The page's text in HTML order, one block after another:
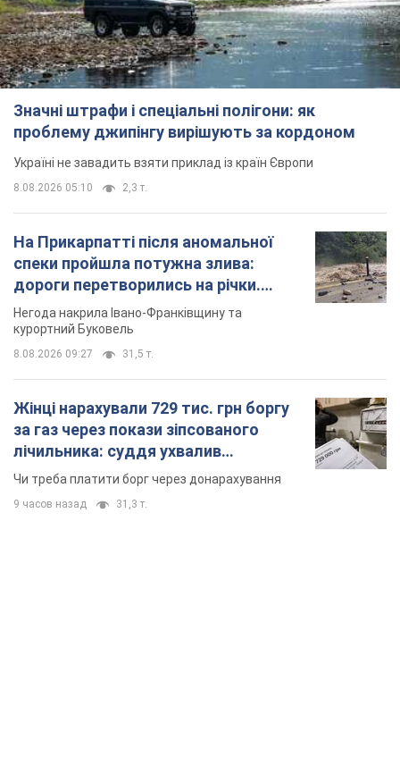
Значні штрафи і спеціальні полігони: як
проблему джипінгу вирішують за кордоном
Україні не завадить взяти приклад із країн Європи
8.08.2026 05:10 2,3 т.
На Прикарпатті після аномальної
спеки пройшла потужна злива:
дороги перетворились на річки.
Відео
Негода накрила Івано-Франківщину та
курортний Буковель
8.08.2026 09:27 31,5 т.
Жінці нарахували 729 тис. грн боргу
за газ через покази зіпсованого
лічильника: суддя ухвалив
неочікуване рішення
Чи треба платити борг через донарахування
9 часов назад 31,3 т.